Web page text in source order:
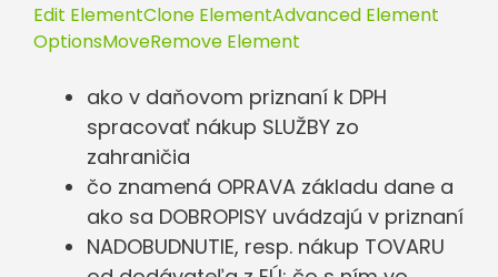
Edit ElementClone ElementAdvanced Element
OptionsMoveRemove Element
ako v daňovom priznaní k DPH
spracovať nákup SLUŽBY zo
zahraničia
čo znamená OPRAVA základu dane a
ako sa DOBROPISY uvádzajú v priznaní
NADOBUDNUTIE, resp. nákup TOVARU